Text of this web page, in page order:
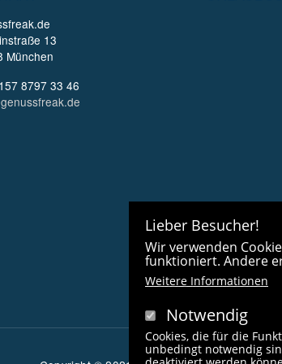
13
München
8797 33 46
Lieber Besucher!
Wir verwenden
funktioniert. Andere
Weitere Informationen
Notwendig
Cookies, die für die
unbedingt notwendig